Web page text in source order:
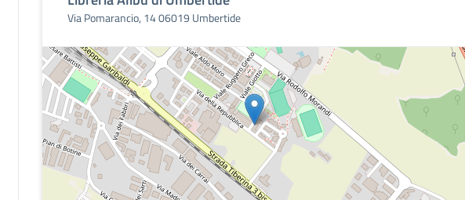
Via Pomarancio, 14 06019 Umbertide